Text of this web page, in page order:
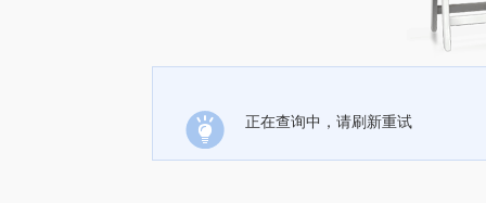
正在查询中，请刷新重试